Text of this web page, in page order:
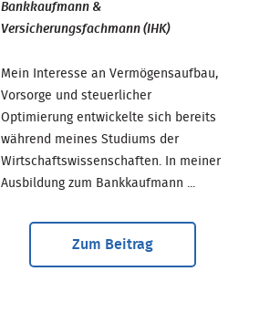
Bankkaufmann &
Versicherungsfachmann (IHK)
Mein Interesse an Vermögensaufbau,
Vorsorge und steuerlicher
Optimierung entwickelte sich bereits
während meines Studiums der
Wirtschaftswissenschaften. In meiner
Ausbildung zum Bankkaufmann ...
Zum Beitrag